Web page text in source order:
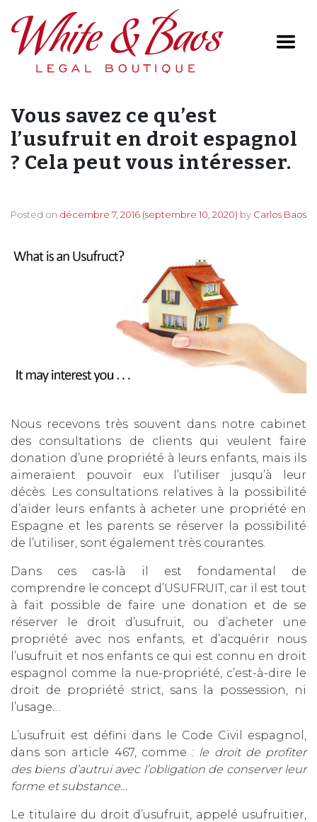
Main Navigation
Vous savez ce qu’est
l’usufruit en droit espagnol
? Cela peut vous intéresser.
Posted on décembre 7, 2016 (septembre 10, 2020) by Carlos Baos
Nous recevons très souvent dans notre cabinet
des consultations de clients qui veulent faire
donation d’une propriété à leurs enfants, mais ils
aimeraient pouvoir eux l’utiliser jusqu’à leur
décès. Les consultations relatives à la possibilité
d’aider leurs enfants à acheter une propriété en
Espagne et les parents se réserver la possibilité
de l’utiliser, sont également très courantes.
Dans ces cas-là il est fondamental de
comprendre le concept d’USUFRUIT, car il est tout
à fait possible de faire une donation et de se
réserver le droit d’usufruit, ou d’acheter une
propriété avec nos enfants, et d’acquérir nous
l’usufruit et nos enfants ce qui est connu en droit
espagnol comme la nue-propriété, c’est-à-dire le
droit de propriété strict, sans la possession, ni
l’usage…
L’usufruit est défini dans le Code Civil espagnol,
dans son article 467, comme : le droit de profiter
des biens d’autrui avec l’obligation de conserver leur
forme et substance…
Le titulaire du droit d’usufruit, appelé usufruitier,